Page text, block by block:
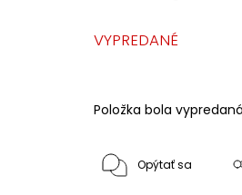
Položka bola
VYPREDANÉ
Opýtať sa